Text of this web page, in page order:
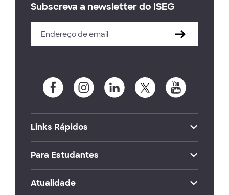
Subscreva a newsletter do ISEG
Links Rápidos
Para Estudantes
Atualidade